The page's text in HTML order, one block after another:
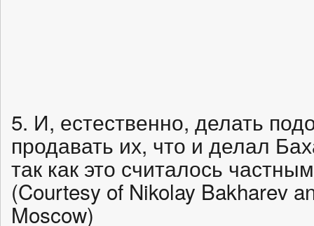
5. И, естественно, делать
продавать их, что и делал
так как это считалось
(Courtesy of Nikolay Bakharev
Moscow)